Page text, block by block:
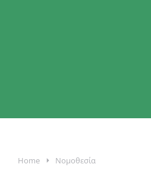
You are here:
Home Νομοθεσία